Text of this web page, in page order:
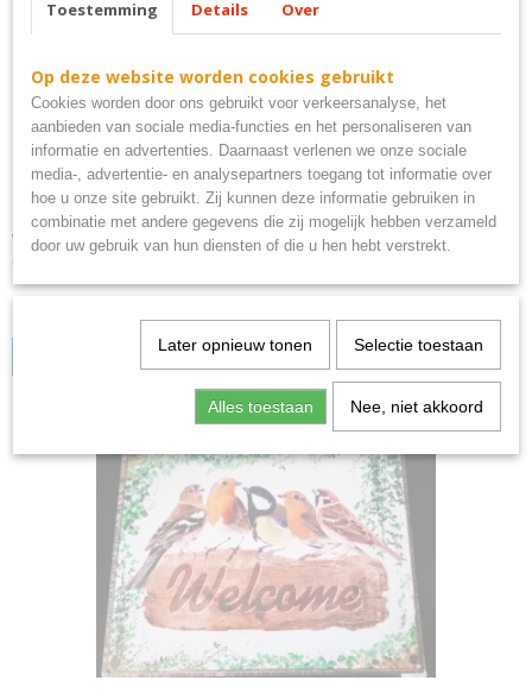
Whiskey bar fles bord metaal 25x20cm
whiskey bar bord metaal
€ 8,95
IN WINKELWAGEN
Toestemming Details Over
Op deze website worden cookies gebruikt
Cookies worden door ons gebruikt voor verkeersanalyse, het
aanbieden van sociale media-functies en het personaliseren van
informatie en advertenties. Daarnaast verlenen we onze sociale
media-, advertentie- en analysepartners toegang tot informatie over
hoe u onze site gebruikt. Zij kunnen deze informatie gebruiken in
combinatie met andere gegevens die zij mogelijk hebben verzameld
door uw gebruik van hun diensten of die u hen hebt verstrekt.
Later opnieuw tonen Selectie toestaan
Alles toestaan Nee, niet akkoord